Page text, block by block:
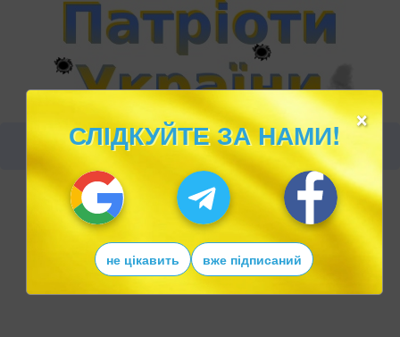
×
СЛІДКУЙТЕ ЗА НАМИ!
не цікавить вже підписаний